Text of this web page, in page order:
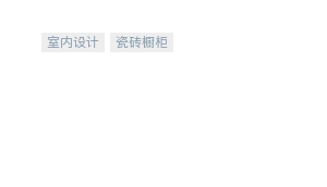
室内设计
瓷砖橱柜